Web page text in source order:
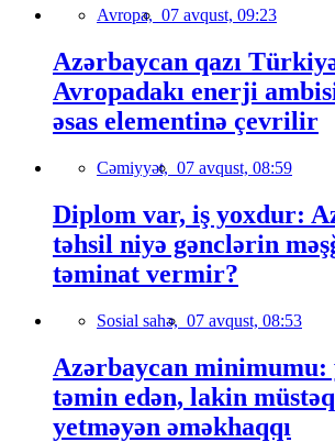
Avropa, 07 avqust, 09:23
Azərbaycan qazı
Avropadakı enerji
əsas elementinə çevrilir
Cəmiyyət, 07 avqust, 08:59
Diplom var, iş yoxdur:
təhsil niyə gənclərin
təminat vermir?
Sosial sahə, 07 avqust, 08:53
Azərbaycan minimumu:
təmin edən, lakin
yetməyən əməkhaqqı